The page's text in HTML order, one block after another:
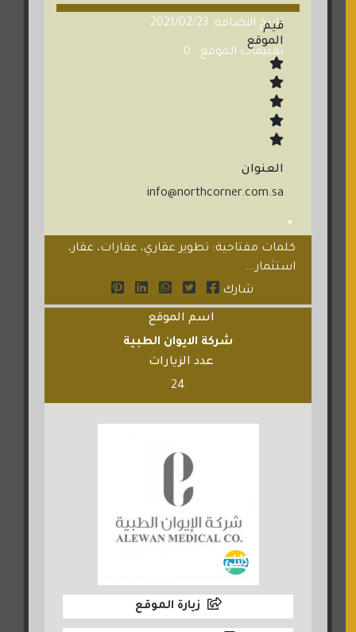
تاريخ الاضافة: 2021/02/23
تقييمات الموقع : 0
قيم
الموقع
العنوان
info@northcorner.com.sa
كلمات مفتاحية: تطوير عقاري، عقارات، عقار،
استثمار...
شارك
اسم الموقع
شركة الايوان الطبية
عدد الزيارات
24
زيارة الموقع